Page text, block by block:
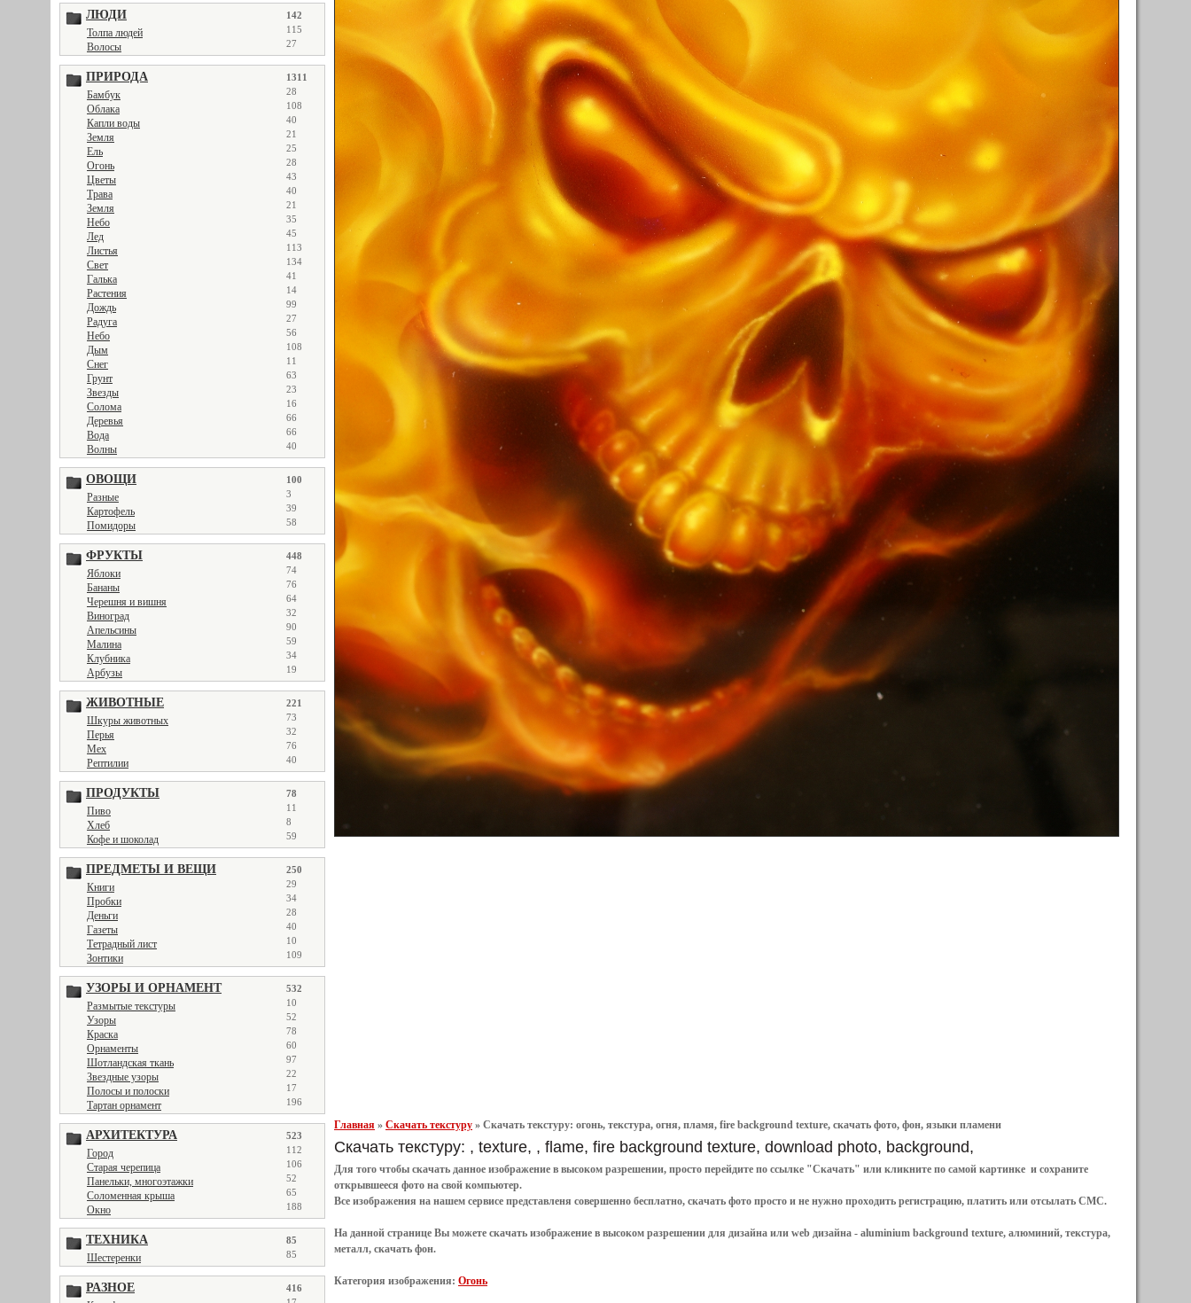
ЛЮДИ 142
Толпа людей 115
Волосы 27
ПРИРОДА 1311
Бамбук 28
Облака 108
Капли воды 40
Земля 21
Ель 25
Огонь 28
Цветы 43
Трава 40
Земля 21
Небо 35
Лед 45
Листья 113
Свет 134
Галька 41
Растения 14
Дождь 99
Радуга 27
Небо 56
Дым 108
Снег 11
Грунт 63
Звезды 23
Солома 16
Деревья 66
Вода 66
Волны 40
ОВОЩИ 100
Разные 3
Картофель 39
Помидоры 58
ФРУКТЫ 448
Яблоки 74
Бананы 76
Черешня и вишня 64
Виноград 32
Апельсины 90
Малина 59
Клубника 34
Арбузы 19
ЖИВОТНЫЕ 221
Шкуры животных 73
Перья 32
Мех 76
Рептилии 40
ПРОДУКТЫ 78
Пиво 11
Хлеб 8
Кофе и шоколад 59
ПРЕДМЕТЫ И ВЕЩИ 250
Книги 29
Пробки 34
Деньги 28
Газеты 40
Тетрадный лист 10
Зонтики 109
УЗОРЫ И ОРНАМЕНТ 532
Размытые текстуры 10
Узоры 52
Краска 78
Орнаменты 60
Шотландская ткань 97
Звездные узоры 22
Полосы и полоски 17
Тартан орнамент 196
АРХИТЕКТУРА 523
Город 112
Старая черепица 106
Панельки, многоэтажки 52
Соломенная крыша 65
Окно 188
ТЕХНИКА 85
Шестеренки 85
РАЗНОЕ 416
Главная » Скачать текстуру » Скачать текстуру: огонь, текстура, огня, пламя, fire background texture, скачать фото, фон, языки пламени
Скачать текстуру: , texture, , flame, fire background texture, download photo, background,
Для того чтобы скачать данное изображение в высоком разрешении, просто перейдите по ссылке "Скачать" или кликните по самой картинке и сохраните
открывшееся фото на свой компьютер.
Все изображения на нашем сервисе представленя совершенно бесплатно, скачать фото просто и не нужно проходить регистрацию, платить или отсылать СМС.
На данной странице Вы можете скачать изображение в высоком разрешении для дизайна или web дизайна - aluminium background texture, алюминий, текстура,
металл, скачать фон.
Категория изображения: Огонь